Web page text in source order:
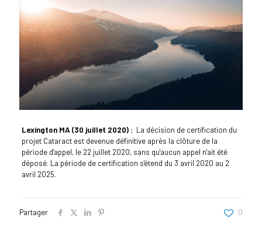
Lexington MA (30 juillet 2020) : La décision de certification du
projet Cataract est devenue définitive après la clôture de la
période d'appel, le 22 juillet 2020, sans qu'aucun appel n'ait été
déposé. La période de certification s'étend du 3 avril 2020 au 2
avril 2025.
Partager 0